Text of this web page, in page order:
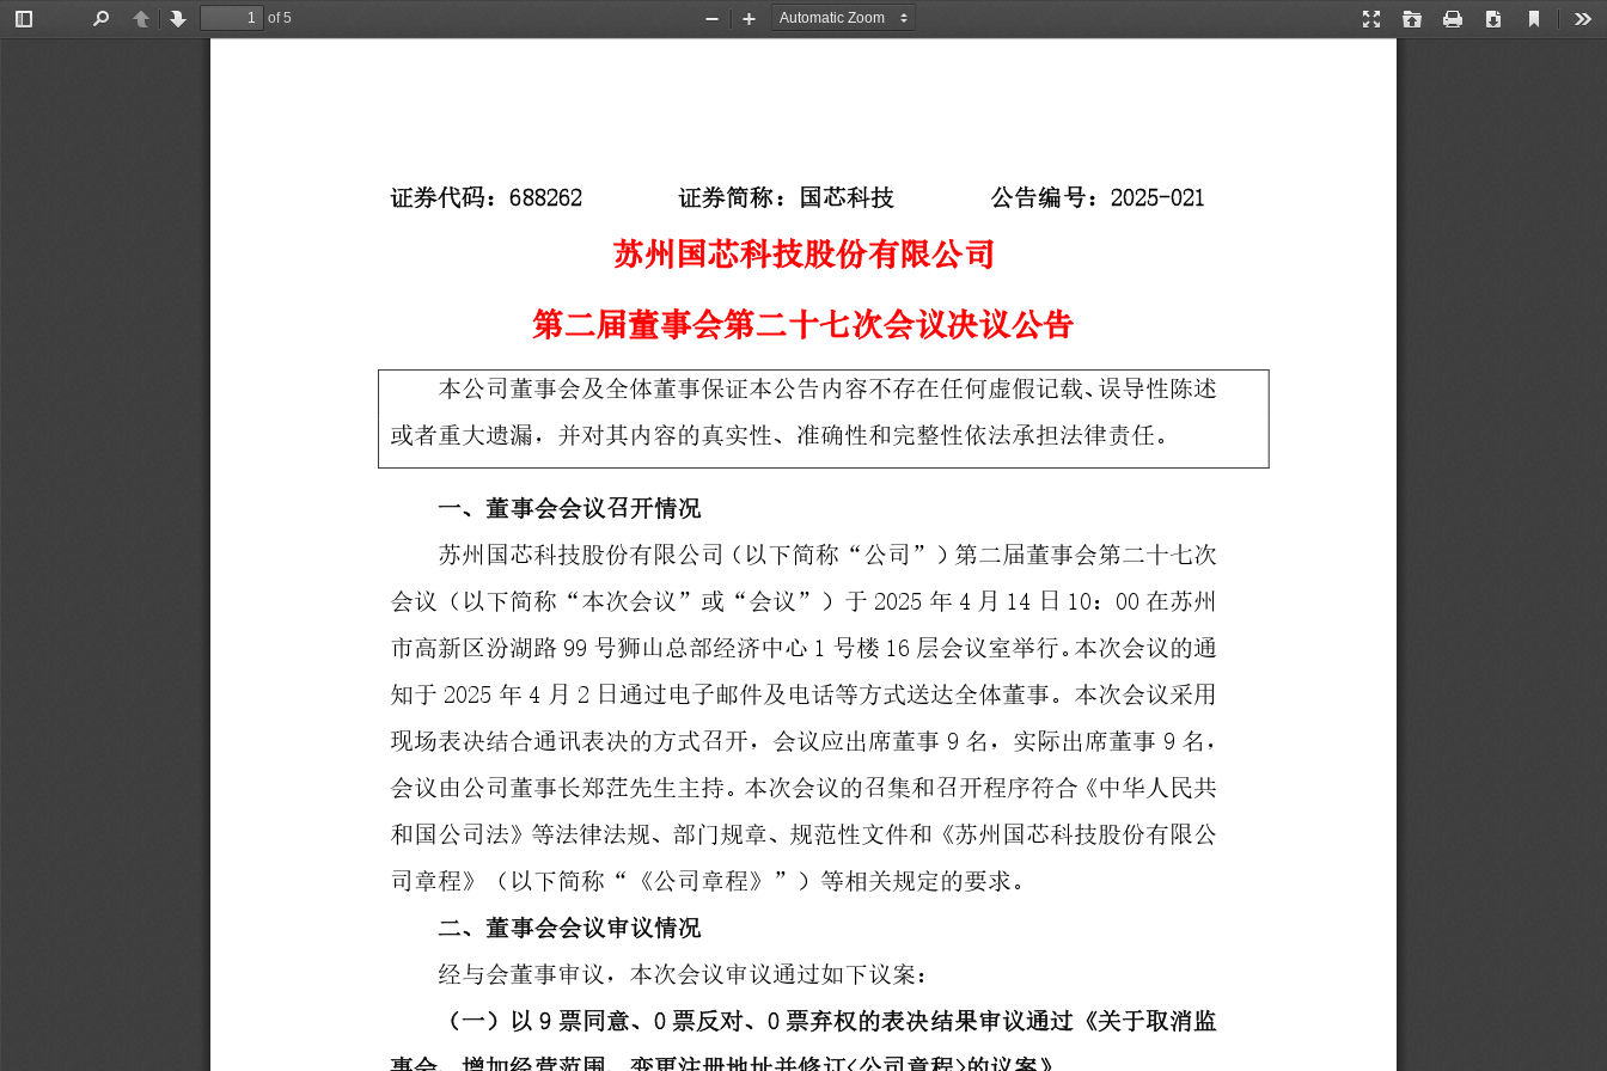
Toggle
PreviousNext
of 5
Presentation
Open Print Download
Current
Zoom
Zoom
证券代码：688262 证券简称：国芯科技 公告编号： 2025-021
苏州国芯科技股份有限公司
第二届董事会第二十七次会议决议公告
本公司董事会及全体董事保证本公告内容不存在任何虚假记载、误导性陈述
或者重大遗漏，并对其内容的真实性、准确性和完整性依法承担法律责任。
一、董事会会议召开情况
苏州国芯科技股份有限公司（以下简称
公司 ” ）第二届董事会第二十七次
会议（以下简称
本次会议 ” 或 会议 ” ）于 2025 年 4 月 14 日 10： 00 在苏州
市高新区汾湖路 99 号狮山总部经济中心 1 号楼 16 层会议室举行。本次会议的通
知于 2025 年 4 月 2 日通过电子邮件及电话等方式送达全体董事。 本次会议采用
现场表决结合通讯表决的方式召开， 会议 应出席董事 9 名 ， 实际出席董事 9 名 ，
会议由公司董事长郑茳先生主持。本次会议的召集和召开程序符合《中华人民共
和国公司法》等法律法规、部门规章、规范性文件和《苏州国芯科技股份有限公
司章程》
（以下简称 《公司章程》 ” ） 等相关规定的要求。
二、董事会会议审议情况
经与会董事审议，本次会议审议通过如下议案：
（一） 以 9 票同意、 0 票反对、0 票弃权的表决结果审议通过《关于取消监